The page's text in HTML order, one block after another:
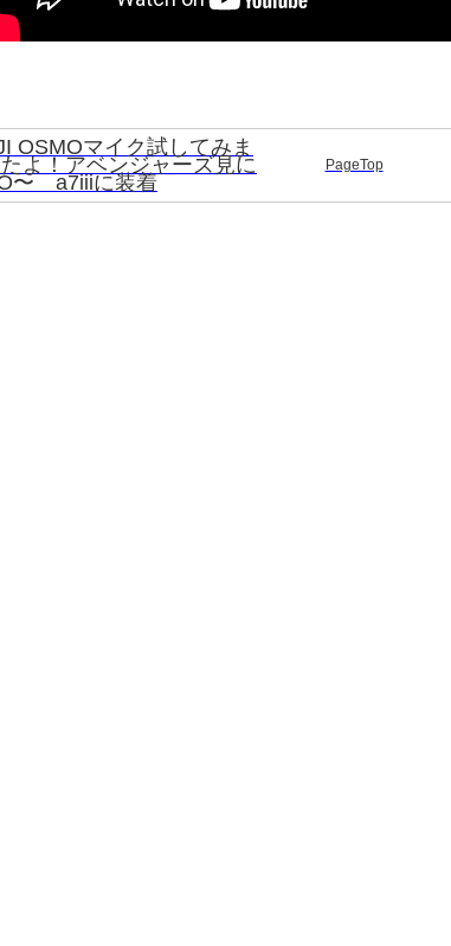
OSMOマイク試してみま
たよ！アベンジャーズ見に
〜 a7iiiに装着
PageTop